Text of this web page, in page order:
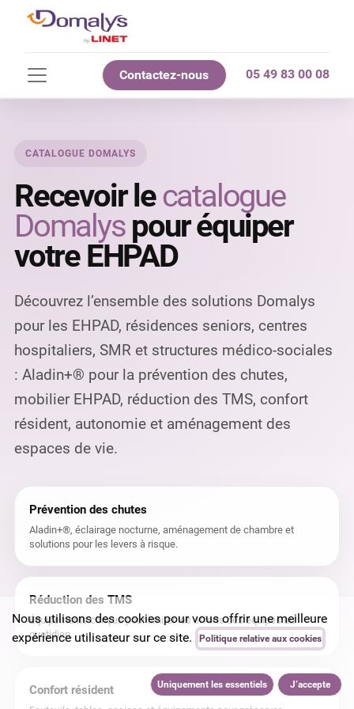
Contactez-nous 05 49 83 00 08
CATALOGUE DOMALYS
Recevoir lecatalogue
Domalyspour équiper
votre EHPAD
Découvrez l’ensemble des solutions Domalys
pour les EHPAD, résidences seniors, centres
hospitaliers, SMR et structures médico-sociales
: Aladin+® pour la prévention des chutes,
mobilier EHPAD, réduction des TMS, confort
résident, autonomie et aménagement des
espaces de vie.
Prévention des chutes
Aladin+®, éclairage nocturne, aménagement de chambre et
solutions pour les levers à risque.
Réduction des TMS
Équipements conçus pour limiter les efforts des équipes au
quotidien.
Confort résident
Nous utilisons des cookies pour vous offrir une meilleure
expérience utilisateur sur ce site.
Politique relative aux cookies
Uniquement les essentiels J’accepte